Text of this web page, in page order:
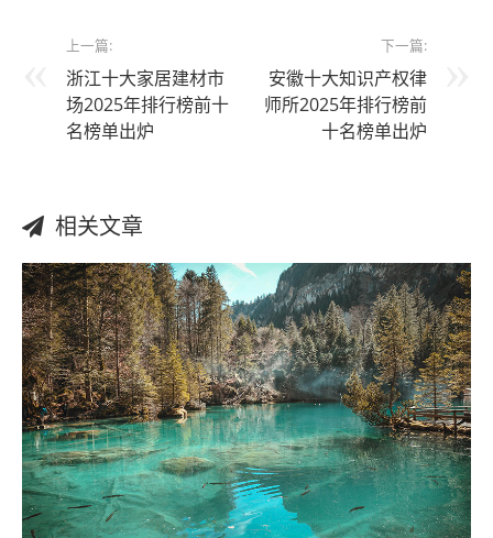
上一篇:
浙江十大家居建材市
场2025年排行榜前十
名榜单出炉
下一篇:
安徽十大知识产权律
师所2025年排行榜前
十名榜单出炉
相关文章